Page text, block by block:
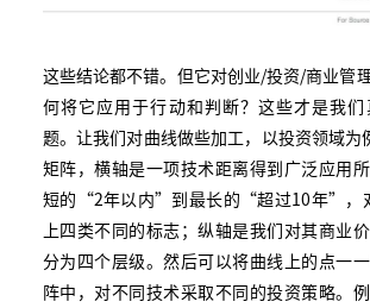
这些结论都不错。但它对创业/投资/商业管
何将它应用于行动和判断？这些才是我
题。让我们对曲线做些加工，以投资领域为
矩阵，横轴是一项技术距离得到广泛应用
短的“2年以内”到最长的“超过10年”，
上四类不同的标志；纵轴是我们对其商业
分为四个层级。然后可以将曲线上的点一
阵中，对不同技术采取不同的投资策略。